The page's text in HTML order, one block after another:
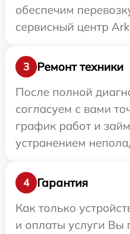
обеспечим
сервисный центр
3
Ремонт техники
После полной
согласуем с вами
график работ и
устранением
4
Гарантия
Как только
и оплаты услуги Вы